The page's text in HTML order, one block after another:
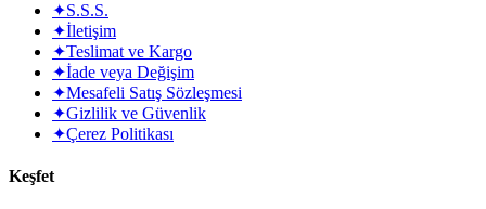
✦S.S.S.
✦İletişim
✦Teslimat ve Kargo
✦İade veya Değişim
✦Mesafeli Satış Sözleşmesi
✦Gizlilik ve Güvenlik
✦Çerez Politikası
Keşfet